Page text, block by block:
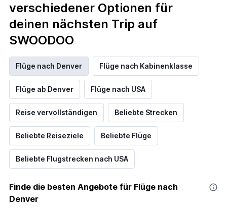
verschiedener Optionen für
deinen nächsten Trip auf
SWOODOO
Flüge nach Denver Flüge nach Kabinenklasse
Flüge ab Denver Flüge nach USA
Reise vervollständigen Beliebte Strecken
Beliebte Reiseziele Beliebte Flüge
Beliebte Flugstrecken nach USA
Finde die besten Angebote für Flüge nach
Denver